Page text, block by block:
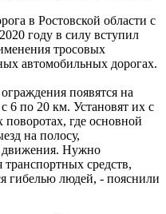
в Ростовской области с
году в силу вступил
тросовых
автомобильных дорогах.
появятся на
6 по 20 км. Установят их с
где основной
на полосу,
движения. Нужно
средств,
гибелью людей, - пояснили